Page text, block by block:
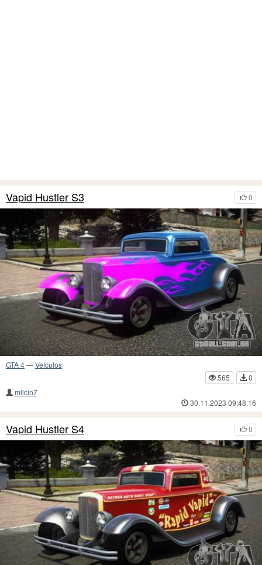
0
Vapid Hustler S3
GTA 4—Veículos
565
0
milcin7
30.11.2023 09:48:16
0
Vapid Hustler S4